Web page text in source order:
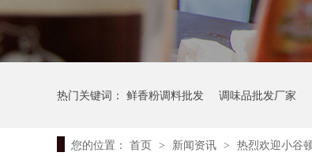
热门关键词： 鲜香粉调料批发 调味品批发厂家
您的位置： 首页 > 新闻资讯 > 热烈欢迎小谷